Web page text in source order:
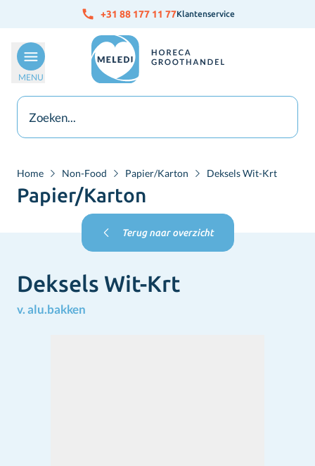
Ga naar de inhoud +31 88 177 11 77Klantenservice
MENU
Home Non-Food Papier/Karton Deksels Wit-Krt
Papier/Karton
Terug naar overzicht
Deksels Wit-Krt
v. alu.bakken